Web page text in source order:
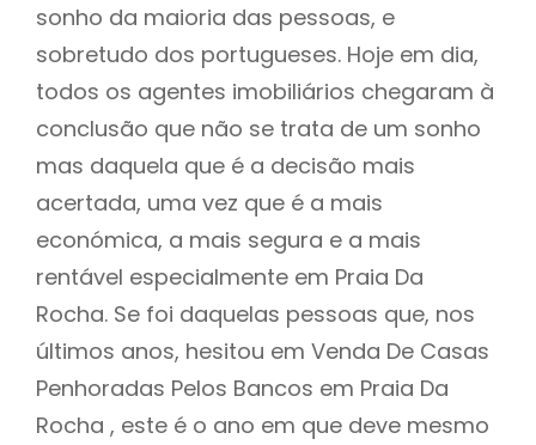
sonho da maioria das pessoas, e
sobretudo dos portugueses. Hoje em dia,
todos os agentes imobiliários chegaram à
conclusão que não se trata de um sonho
mas daquela que é a decisão mais
acertada, uma vez que é a mais
económica, a mais segura e a mais
rentável especialmente em Praia Da
Rocha. Se foi daquelas pessoas que, nos
últimos anos, hesitou em Venda De Casas
Penhoradas Pelos Bancos em Praia Da
Rocha , este é o ano em que deve mesmo